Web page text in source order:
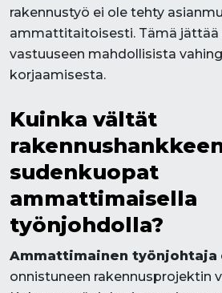
rakennustyö ei ole tehty
ammattitaitoisesti. Tämä jättää
vastuuseen mahdollisista
korjaamisesta.
Kuinka vältät
sudenkuopat
ammattimaisella
työnjohdolla?
Ammattimainen työnjohtaja
onnistuneen rakennusprojektin